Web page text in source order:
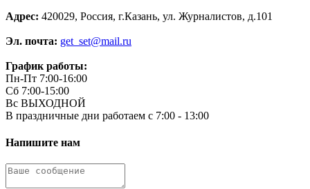
Адрес: 420029, Россия, г.Казань, ул. Журналистов, д.101
Эл. почта: get_set@mail.ru
График работы:
Пн-Пт 7:00-16:00
Сб 7:00-15:00
Вс ВЫХОДНОЙ
В праздничные дни работаем с 7:00 - 13:00
Напишите нам